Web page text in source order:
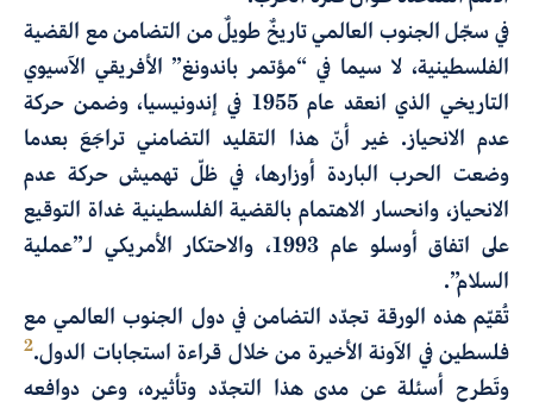
في سجّل الجنوب العالمي تاريخٌ طويلٌ من التضامن مع القضية
الفلسطينية، لا سيما في “مؤتمر باندونغ” الأفريقي الآسيوي
التاريخي الذي انعقد عام 1955 في إندونيسيا، وضمن حركة
عدم الانحياز. غير أنّ هذا التقليد التضامني تراجَعَ بعدما
وضعت الحرب الباردة أوزارها، في ظلّ تهميش حركة عدم
الانحياز، وانحسار الاهتمام بالقضية الفلسطينية غداة التوقيع
على اتفاق أوسلو عام 1993، والاحتكار الأمريكي لـ”عملية
السلام”.
تُقيّم هذه الورقة تجدّد التضامن في دول الجنوب العالمي مع
فلسطين في الآونة الأخيرة من خلال قراءة استجابات الدول.2
وتَطرح أسئلة عن مدى هذا التجدّد وتأثيره، وعن دوافعه